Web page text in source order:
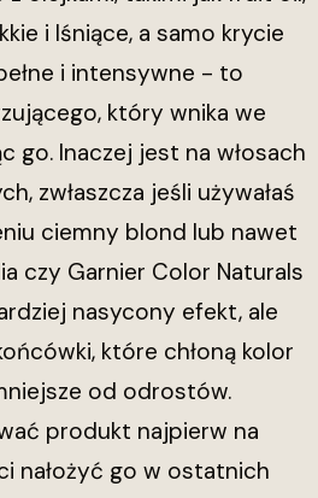
i lśniące, a samo krycie
i intensywne - to
który wnika we
go. Inaczej jest na włosach
zwłaszcza jeśli używałaś
ciemny blond lub nawet
czy Garnier Color Naturals
nasycony efekt, ale
które chłoną kolor
od odrostów.
produkt najpierw na
nałożyć go w ostatnich